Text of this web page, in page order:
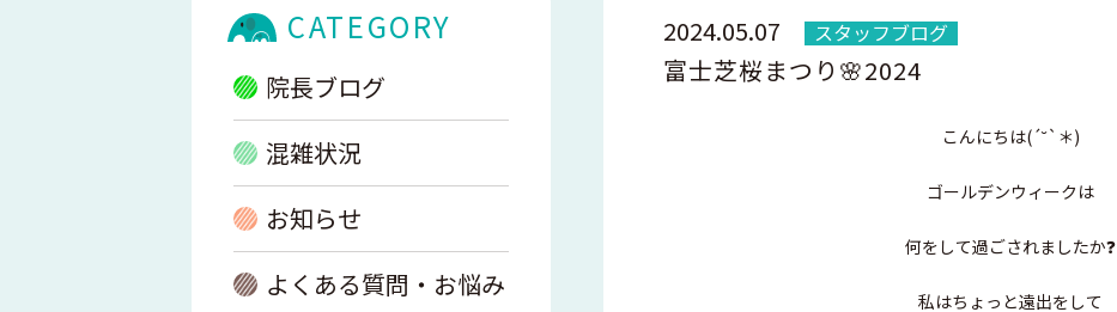
2024.05.07 スタッフブログ
富士芝桜まつり🌸2024
こんにちは(´˘`＊)
ゴールデンウィークは
何をして過ごされましたか❓
私はちょっと遠出をして
CATEGORY
院長ブログ
混雑状況
お知らせ
よくある質問・お悩み